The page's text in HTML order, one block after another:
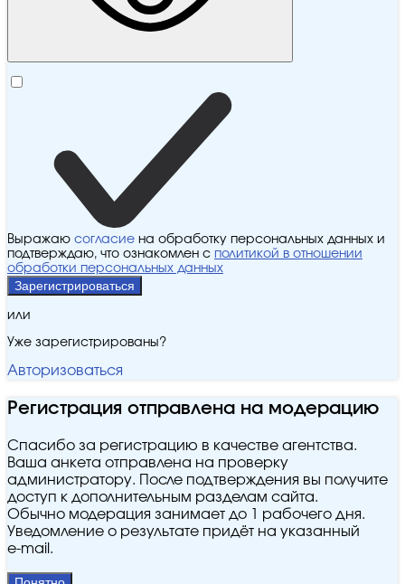
Выражаю согласие на обработку персональных данных и
подтверждаю, что ознакомлен с политикой в отношении
обработки персональных данных
Зарегистрироваться
или
Уже зарегистрированы?
Авторизоваться
Регистрация отправлена на модерацию
Спасибо за регистрацию в качестве агентства.
Ваша анкета отправлена на проверку
администратору. После подтверждения вы получите
доступ к дополнительным разделам сайта.
Обычно модерация занимает до 1 рабочего дня.
Уведомление о результате придёт на указанный
e‑mail.